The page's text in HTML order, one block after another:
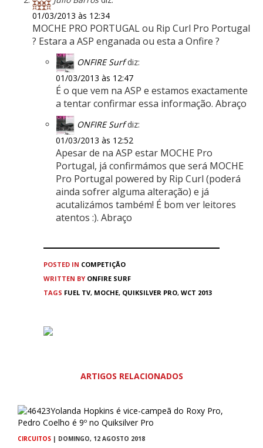
01/03/2013 às 12:34
MOCHE PRO PORTUGAL ou Rip Curl Pro Portugal
? Estara a ASP enganada ou esta a Onfire ?
ONFIRE Surf diz:
01/03/2013 às 12:47
É o que vem na ASP e estamos exactamente
a tentar confirmar essa informação. Abraço
ONFIRE Surf diz:
01/03/2013 às 12:52
Apesar de na ASP estar MOCHE Pro
Portugal, já confirmámos que será MOCHE
Pro Portugal powered by Rip Curl (poderá
ainda sofrer alguma alteração) e já
acutalizámos também! É bom ver leitores
atentos :). Abraço
POSTED IN COMPETIÇÃO
WRITTEN BY ONFIRE SURF
TAGS FUEL TV, MOCHE, QUIKSILVER PRO, WCT 2013
ARTIGOS RELACIONADOS
CIRCUITOS | DOMINGO, 12 AGOSTO 2018